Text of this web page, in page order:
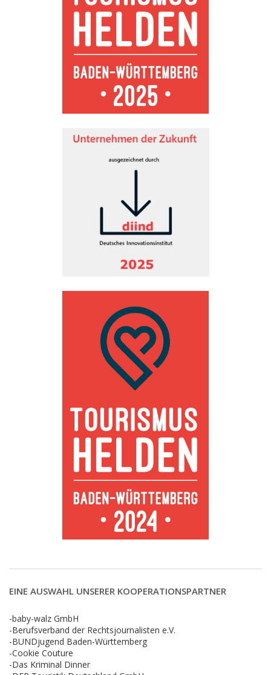
EINE AUSWAHL UNSERER KOOPERATIONSPARTNER
-baby-walz GmbH
-Berufsverband der Rechtsjournalisten e.V.
-BUNDjugend Baden-Württemberg
-Cookie Couture
-Das Kriminal Dinner